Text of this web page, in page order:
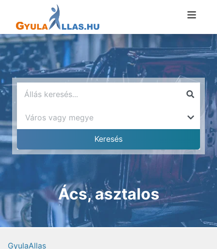
Ács, asztalos
GyulaAllas